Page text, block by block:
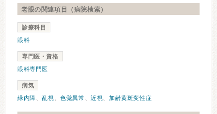
老眼の関連項目（病院検索）
診療科目
眼科
専門医・資格
眼科専門医
病気
緑内障、乱視、色覚異常 、近視、加齢黄斑変性症